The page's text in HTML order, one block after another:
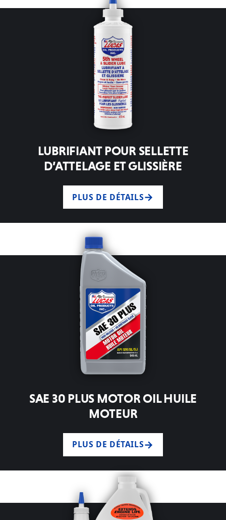
LUBRIFIANT POUR SELLETTE
D’ATTELAGE ET GLISSIÈRE
PLUS DE DÉTAILS
SAE 30 PLUS MOTOR OIL HUILE
MOTEUR
PLUS DE DÉTAILS